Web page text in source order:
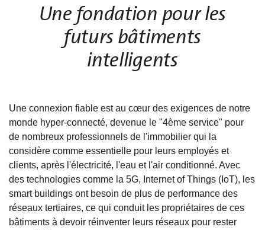
Une fondation pour les
futurs bâtiments
intelligents
Une connexion fiable est au cœur des exigences de notre
monde hyper-connecté, devenue le "4ème service" pour
de nombreux professionnels de l'immobilier qui la
considère comme essentielle pour leurs employés et
clients, après l'électricité, l'eau et l'air conditionné. Avec
des technologies comme la 5G, Internet of Things (IoT), les
smart buildings ont besoin de plus de performance des
réseaux tertiaires, ce qui conduit les propriétaires de ces
bâtiments à devoir réinventer leurs réseaux pour rester